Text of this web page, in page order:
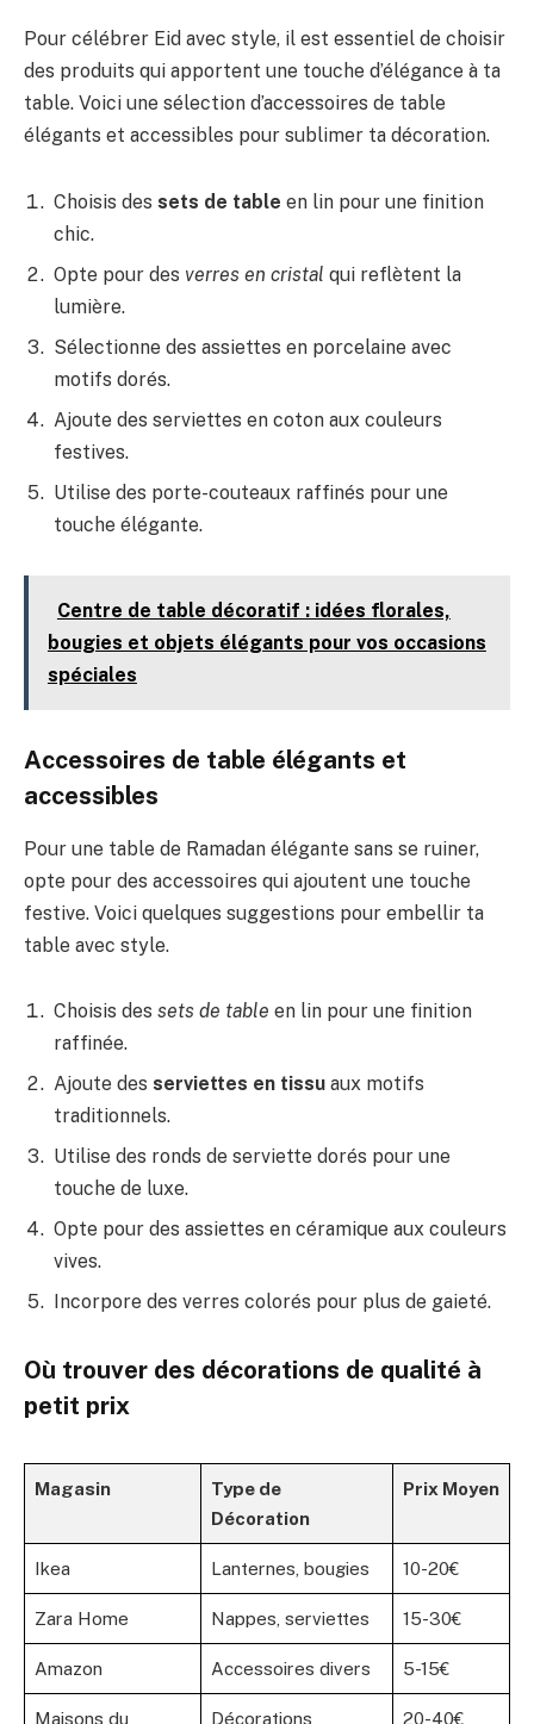
Pour célébrer Eid avec style, il est essentiel de choisir
des produits qui apportent une touche d’élégance à ta
table. Voici une sélection d’accessoires de table
élégants et accessibles pour sublimer ta décoration.
Choisis des sets de table en lin pour une finition
chic.
Opte pour des verres en cristal qui reflètent la
lumière.
Sélectionne des assiettes en porcelaine avec
motifs dorés.
Ajoute des serviettes en coton aux couleurs
festives.
Utilise des porte-couteaux raffinés pour une
touche élégante.
Centre de table décoratif : idées florales,
bougies et objets élégants pour vos occasions
spéciales
Accessoires de table élégants et
accessibles
Pour une table de Ramadan élégante sans se ruiner,
opte pour des accessoires qui ajoutent une touche
festive. Voici quelques suggestions pour embellir ta
table avec style.
Choisis des sets de table en lin pour une finition
raffinée.
Ajoute des serviettes en tissu aux motifs
traditionnels.
Utilise des ronds de serviette dorés pour une
touche de luxe.
Opte pour des assiettes en céramique aux couleurs
vives.
Incorpore des verres colorés pour plus de gaieté.
Où trouver des décorations de qualité à
petit prix
Magasin
Type de
Décoration
Prix Moyen
Ikea Lanternes, bougies 10-20€
Zara Home Nappes, serviettes 15-30€
Amazon Accessoires divers 5-15€
Maisons du Décorations 20-40€